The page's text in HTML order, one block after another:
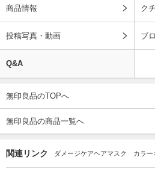
商品情報 ク
投稿写真・動画 ブ
Q&A
無印良品のTOPへ
無印良品の商品一覧へ
関連リンク ダメージケアヘアマスク カラー